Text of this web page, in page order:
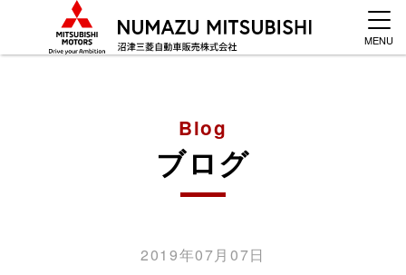
MENU
Blog
ブログ
2019年07月07日